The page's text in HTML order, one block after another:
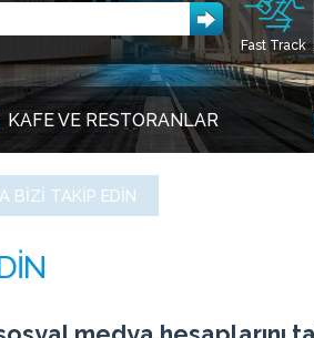
Fast Track
KAFE VE RESTORANLAR
BIZI TAKIP EDIN